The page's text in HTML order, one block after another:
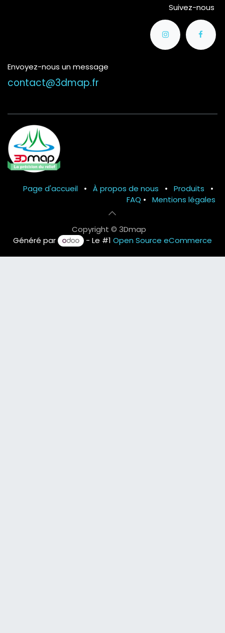
Suivez-nous
Envoyez-nous un message
contact@3dmap.fr
Page d'accueil • À propos de nous • Produits
•
FAQ • Mentions légales
Copyright © 3Dmap
Généré par
- Le #1 Open Source eCommerce